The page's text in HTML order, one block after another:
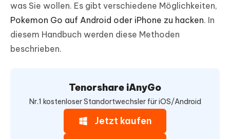
was Sie wollen. Es gibt verschiedene Möglichkeiten,
Pokemon Go auf Android oder iPhone zu hacken. In
diesem Handbuch werden diese Methoden
beschrieben.
Tenorshare iAnyGo
Nr.1 kostenloser Standortwechsler für iOS/Android
Jetzt kaufen